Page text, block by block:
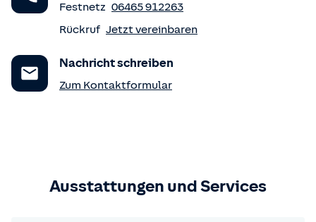
Festnetz 06465 912263
Rückruf Jetzt vereinbaren
Nachricht schreiben
Zum Kontaktformular
Ausstattungen und Services